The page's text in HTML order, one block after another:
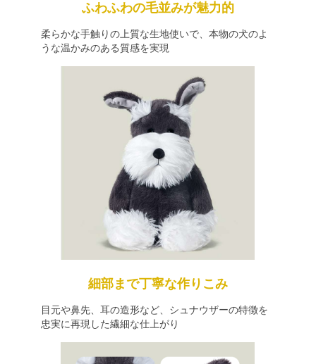
ふわふわの毛並みが魅力的
柔らかな手触りの上質な生地使いで、本物の犬のよ
うな温かみのある質感を実現
細部まで丁寧な作りこみ
目元や鼻先、耳の造形など、シュナウザーの特徴を
忠実に再現した繊細な仕上がり